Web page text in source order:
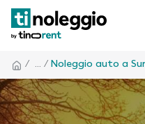
/ ... / Noleggio auto a